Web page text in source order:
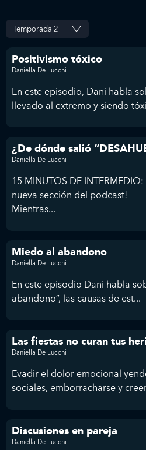
Positivismo tóxico
Daniella De Lucchi
En este episodio, Dani habla
llevado al extremo y siendo
¿De dónde salió
Daniella De Lucchi
15 MINUTOS DE
nueva sección del podcast!
Mientras...
Miedo al abandono
Daniella De Lucchi
En este episodio Dani habla
abandono”, las causas de est...
Las fiestas no curan tus
Daniella De Lucchi
Evadir el dolor emocional
sociales, emborracharse y
Discusiones en pareja
Daniella De Lucchi